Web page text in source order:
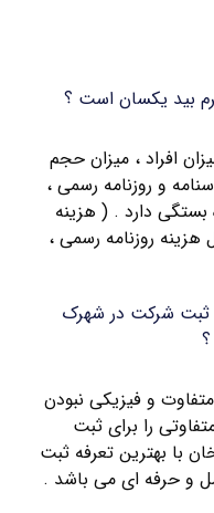
بيد یکسان است ؟
افراد ، میزان حجم
و روزنامه رسمی ،
بستگی دارد . ( هزینه
روزنامه رسمی ،
ثبت شرکت در شهرک
و فیزیکی نبودن
را برای ثبت
با بهترین تعرفه ثبت
و حرفه ای می باشد .